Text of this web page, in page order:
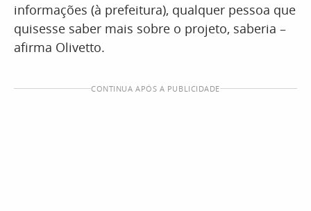
informações (à prefeitura), qualquer pessoa que
quisesse saber mais sobre o projeto, saberia –
afirma Olivetto.
CONTINUA APÓS A PUBLICIDADE